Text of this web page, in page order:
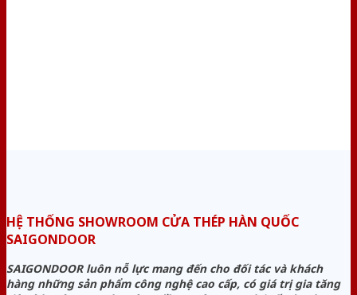
HỆ THỐNG SHOWROOM CỬA THÉP HÀN QUỐC
SAIGONDOOR
SAIGONDOOR luôn nỗ lực mang đến cho đối tác và khách
hàng những sản phẩm công nghệ cao cấp, có giá trị gia tăng